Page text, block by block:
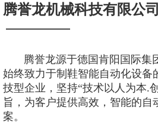
腾誉龙机械科技有限公司
——————
腾誉龙源于德国肯阳国际集团
始终致力于制鞋智能自动化设备
技型企业，坚持“技术以人为本.
旨，为客户提供高效，智能的自
案。